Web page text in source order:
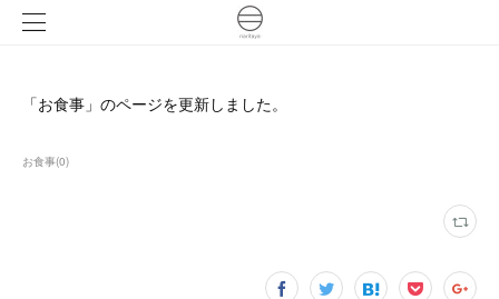
「お食事」のページを更新しました。
お食事(0)